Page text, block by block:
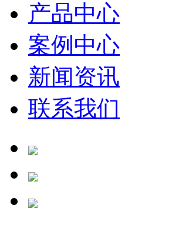
产品中心
案例中心
新闻资讯
联系我们